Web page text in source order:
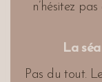
n’hésitez
La
Pas du tout.